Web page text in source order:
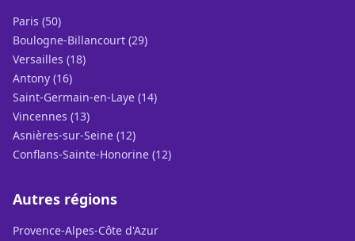
Paris (50)
Boulogne-Billancourt (29)
Versailles (18)
Antony (16)
Saint-Germain-en-Laye (14)
Vincennes (13)
Asnières-sur-Seine (12)
Conflans-Sainte-Honorine (12)
Autres régions
Provence-Alpes-Côte d'Azur